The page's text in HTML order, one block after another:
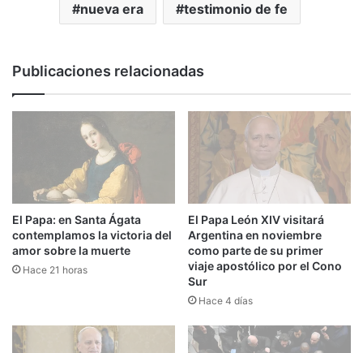
nueva era testimonio de fe
Publicaciones relacionadas
El Papa: en Santa Ágata
contemplamos la victoria del
amor sobre la muerte
Hace 21 horas
El Papa León XIV visitará
Argentina en noviembre
como parte de su primer
viaje apostólico por el Cono
Sur
Hace 4 días